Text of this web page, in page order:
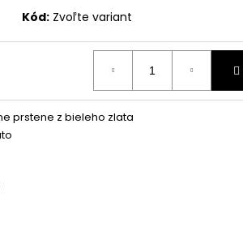
Kód: Zvoľte variant
prstene z bieleho zlata